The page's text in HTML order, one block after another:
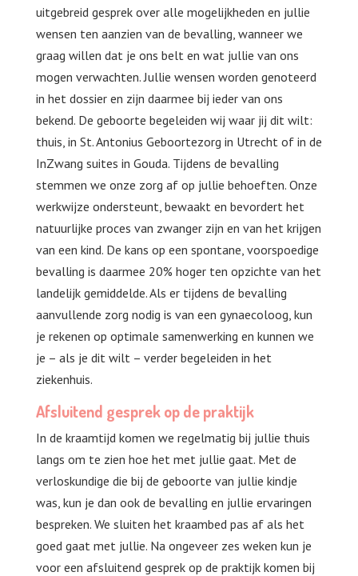
uitgebreid gesprek over alle mogelijkheden en jullie
wensen ten aanzien van de bevalling, wanneer we
graag willen dat je ons belt en wat jullie van ons
mogen verwachten. Jullie wensen worden genoteerd
in het dossier en zijn daarmee bij ieder van ons
bekend. De geboorte begeleiden wij waar jij dit wilt:
thuis, in St. Antonius Geboortezorg in Utrecht of in de
InZwang suites in Gouda. Tijdens de bevalling
stemmen we onze zorg af op jullie behoeften. Onze
werkwijze ondersteunt, bewaakt en bevordert het
natuurlijke proces van zwanger zijn en van het krijgen
van een kind. De kans op een spontane, voorspoedige
bevalling is daarmee 20% hoger ten opzichte van het
landelijk gemiddelde. Als er tijdens de bevalling
aanvullende zorg nodig is van een gynaecoloog, kun
je rekenen op optimale samenwerking en kunnen we
je – als je dit wilt – verder begeleiden in het
ziekenhuis.
Afsluitend gesprek op de praktijk
In de kraamtijd komen we regelmatig bij jullie thuis
langs om te zien hoe het met jullie gaat. Met de
verloskundige die bij de geboorte van jullie kindje
was, kun je dan ook de bevalling en jullie ervaringen
bespreken. We sluiten het kraambed pas af als het
goed gaat met jullie. Na ongeveer zes weken kun je
voor een afsluitend gesprek op de praktijk komen bij